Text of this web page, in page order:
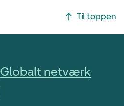
Til toppen
Globalt netværk